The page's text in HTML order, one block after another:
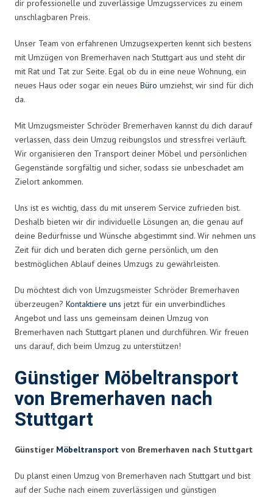
dir professionelle und zuverlässige Umzugsservices zu einem
unschlagbaren Preis.
Unser Team von erfahrenen Umzugsexperten kennt sich bestens
mit Umzügen von Bremerhaven nach Stuttgart aus und steht dir
mit Rat und Tat zur Seite. Egal ob du in eine neue Wohnung, ein
neues Haus oder sogar ein neues Büro umziehst, wir sind für dich
da.
Mit Umzugsmeister Schröder Bremerhaven kannst du dich darauf
verlassen, dass dein Umzug reibungslos und stressfrei verläuft.
Wir organisieren den Transport deiner Möbel und persönlichen
Gegenstände sorgfältig und sicher, sodass sie unbeschadet am
Zielort ankommen.
Uns ist es wichtig, dass du mit unserem Service zufrieden bist.
Deshalb bieten wir dir individuelle Lösungen an, die genau auf
deine Bedürfnisse und Wünsche abgestimmt sind. Wir nehmen uns
Zeit für dich und beraten dich gerne persönlich, um den
bestmöglichen Ablauf deines Umzugs zu gewährleisten.
Du möchtest dich von Umzugsmeister Schröder Bremerhaven
überzeugen? Kontaktiere uns jetzt für ein unverbindliches
Angebot und lass uns gemeinsam deinen Umzug von
Bremerhaven nach Stuttgart planen und durchführen. Wir freuen
uns darauf, dich beim Umzug zu unterstützen!
Günstiger Möbeltransport
von Bremerhaven nach
Stuttgart
Günstiger Möbeltransport von Bremerhaven nach Stuttgart
Du planst einen Umzug von Bremerhaven nach Stuttgart und bist
auf der Suche nach einem zuverlässigen und günstigen